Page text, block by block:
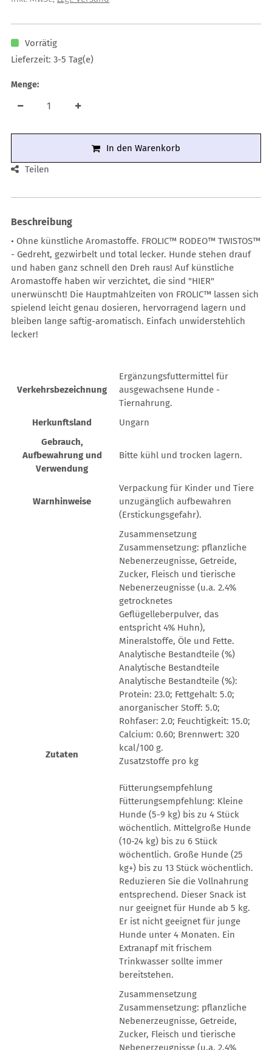
Vorrätig
Lieferzeit: 3-5 Tag(e)
Menge:
In den Warenkorb
Teilen
Beschreibung
• Ohne künstliche Aromastoffe. FROLIC™ RODEO™ TWISTOS™
- Gedreht, gezwirbelt und total lecker. Hunde stehen drauf
und haben ganz schnell den Dreh raus! Auf künstliche
Aromastoffe haben wir verzichtet, die sind "HIER"
unerwünscht! Die Hauptmahlzeiten von FROLIC™ lassen sich
spielend leicht genau dosieren, hervorragend lagern und
bleiben lange saftig-aromatisch. Einfach unwiderstehlich
lecker!
Verkehrsbezeichnung
Ergänzungsfuttermittel für
ausgewachsene Hunde -
Tiernahrung.
Herkunftsland
Ungarn
Gebrauch,
Aufbewahrung und
Verwendung
Bitte kühl und trocken lagern.
Warnhinweise
Verpackung für Kinder und Tiere
unzugänglich aufbewahren
(Erstickungsgefahr).
Zutaten
Zusammensetzung
Zusammensetzung: pflanzliche
Nebenerzeugnisse, Getreide,
Zucker, Fleisch und tierische
Nebenerzeugnisse (u.a. 2.4%
getrocknetes
Geflügelleberpulver, das
entspricht 4% Huhn),
Mineralstoffe, Öle und Fette.
Analytische Bestandteile (%)
Analytische Bestandteile
Analytische Bestandteile (%):
Protein: 23.0; Fettgehalt: 5.0;
anorganischer Stoff: 5.0;
Rohfaser: 2.0; Feuchtigkeit: 15.0;
Calcium: 0.60; Brennwert: 320
kcal/100 g.
Zusatzstoffe pro kg
Fütterungsempfehlung
Fütterungsempfehlung: Kleine
Hunde (5-9 kg) bis zu 4 Stück
wöchentlich. Mittelgroße Hunde
(10-24 kg) bis zu 6 Stück
wöchentlich. Große Hunde (25
kg+) bis zu 13 Stück wöchentlich.
Reduzieren Sie die Vollnahrung
entsprechend. Dieser Snack ist
nur geeignet für Hunde ab 5 kg.
Er ist nicht geeignet für junge
Hunde unter 4 Monaten. Ein
Extranapf mit frischem
Trinkwasser sollte immer
bereitstehen.
Zusammensetzung
Zusammensetzung: pflanzliche
Nebenerzeugnisse, Getreide,
Zucker, Fleisch und tierische
Nebenerzeugnisse (u.a. 2.4%